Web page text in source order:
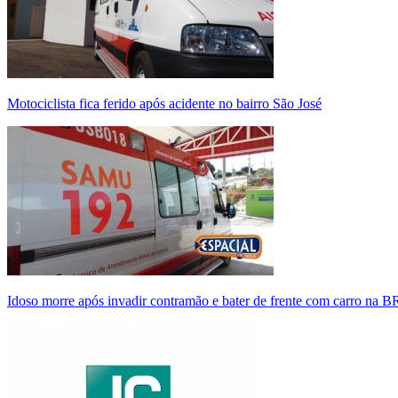
Motociclista fica ferido após acidente no bairro São José
Idoso morre após invadir contramão e bater de frente com carro na